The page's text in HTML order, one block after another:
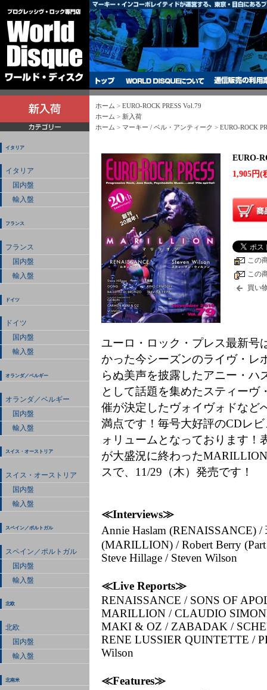
イタリア
イタリア
国内盤
輸入盤
フランス
フランス
国内盤
輸入盤
ドイツ
ドイツ
国内盤
輸入盤
オランダ／ベルギー
オランダ／ベルギー
国内盤
輸入盤
スイス・オーストリア
スイス・オーストリア
国内盤
輸入盤
スペイン／ポルトガル
スペイン／ポルトガル
国内盤
輸入盤
北欧
北欧
国内盤
輸入盤
北南米
ホーム > EURO-ROCK PRESS Vol.79
ホーム > 新入荷
ホーム > マーキー / ベル・アンティーク > EURO-ROCK
EURO-
1,905円(
この
この
買い
ユーロ・ロック・プレス最新号
かった今シーズンのライヴ・レ
らぬ美声を披露したアニー・ハ
として話題を集めたスティーヴ
催が決定したヴォイヴォドなど
満点です！毎号大好評のCDレ
ォリュームとなっております！
が大盛況に終わった
スで、11/29（木）発売です！
≪Interviews≫
Annie Haslam (RENAISSANCE)
(MARILLION) / Robert Berry
Steve Hillage / Steven Wilson
≪Live Reports≫
RENAISSANCE / SONS OF
MARILLION / CLAUDIO
MAKI & OZ / ZABADAK /
RENE LUSSIER QUINTETTE /
Wilson
≪Features≫